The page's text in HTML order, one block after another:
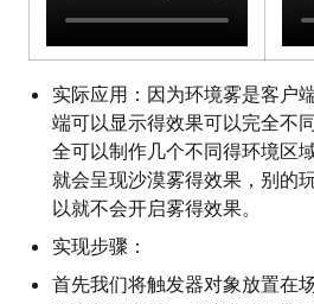
实际应用：因为环境雾是客户
端可以显示得效果可以完全不
全可以制作几个不同得环境区
就会呈现沙漠雾得效果，别的
以就不会开启雾得效果。
实现步骤：
首先我们将触发器对象放置在